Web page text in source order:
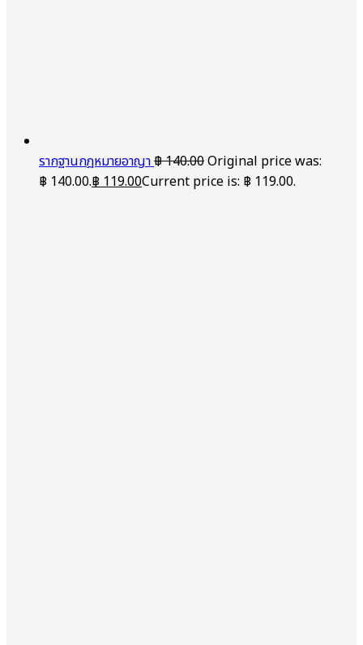
รากฐานกฎหมายอาญา฿140.00Original price was:
฿ 140.00.฿119.00Current price is: ฿ 119.00.